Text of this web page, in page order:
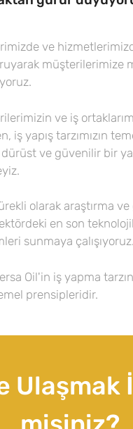
ve
müşterilerimize
ve iş
iş yapış tarzımızın
ve güvenilir bir
olarak araştırma
en son
sunmaya çalışıyoruz.
Oil'in iş yapma
prensipleridir.
Ulaşmak